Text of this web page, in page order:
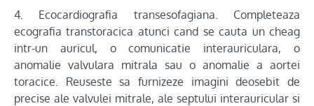
4. Ecocardiografia transesofagiana. Completeaza
ecografia transtoracica atunci cand se cauta un cheag
intr-un auricul, o comunicatie interauriculara, o
anomalie valvulara mitrala sau o anomalie a aortei
toracice. Reuseste sa furnizeze imagini deosebit de
precise ale valvulei mitrale, ale septului interauricular si